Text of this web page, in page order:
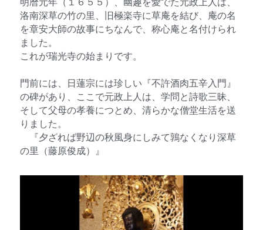
洛南深草の竹の里、旧極楽寺に草庵を結び、庵の名
を章安大師の故事にちなんで、称心庵と名付けられ
ました。
これが瑞光寺の始まりです。
門前には、日蓮宗には珍しい『不許酒肉五辛入門』
の碑があり、ここで元政上人は、学問と詩歌三昧、
そして父母の孝養につとめ、清らかな僧堂生活を送
りました。
『夕ざれば野辺の秋風身にしみて鶉なくなり深草
の里（藤原俊成）』